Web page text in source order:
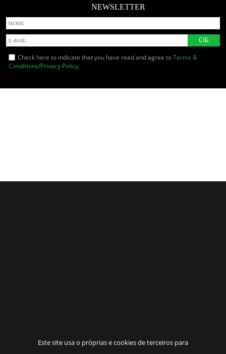
Este site usa o próprias e cookies de terceiros para
NEWSLETTER
Check here to indicate that you have read and agree toTerms &
Conditions/Privacy Policy.